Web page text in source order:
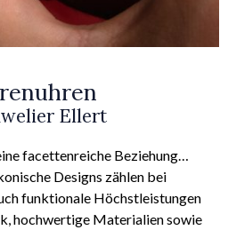
Ellert
facettenreiche Beziehung…
Designs zählen bei
funktionale Höchstleistungen
hochwertige Materialien sowie